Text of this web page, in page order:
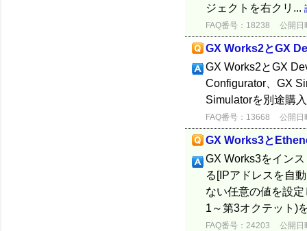
ジェクトを右クリ...
FAQ番号：18238 公開日
GX Works2とGX
GX Works2とGX
Configurator、GX
Simulatorを別途購
FAQ番号：13668 公開日
GX Works3と
GX Works3をイン
る[IPアドレスを自
ない任意の値を設
1～第3オクテット)
FAQ番号：24203
公開日